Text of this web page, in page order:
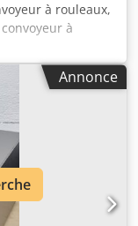
à rouleaux,
à
-Tapis à
m, monté sur un
-Largeur des
: 50 mm -
de
kg
Annonce